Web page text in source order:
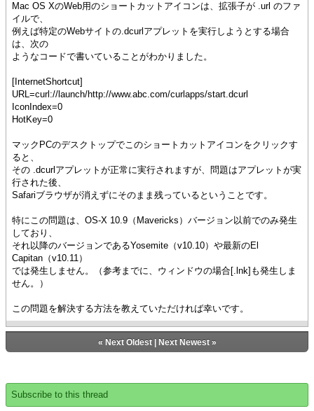
Mac OS XのWeb用のショートカットアイコンは、拡張子が .url のファ
イルで、
例えば特定のWebサイトの.dcurlアプレットを実行しようとする場合
は、次の
ようなコードで書いていることがわかりました。
[InternetShortcut]
URL=curl://launch/http://www.abc.com/curlapps/start.dcurl
IconIndex=0
HotKey=0
マックPCのデスクトップでこのショートカットアイコンをクリックす
ると、
その .dcurlアプレットが正常に実行されますが、問題はアプレットが実
行された後、
Safariブラウザが消えずにそのまま残っているということです。
特にこの問題は、OS-X 10.9（Mavericks）バージョン以前でのみ発生
しており、
それ以降のバージョンであるYosemite（v10.10）や最新のEl
Capitan（v10.11）
では発生しません。（参考までに、ウィンドウの場合[.lnk]も発生しま
せん。）
この問題を解決する方法を教えていただければ幸いです。
« Next Oldest| Next Newest»
Subscribe to this thread